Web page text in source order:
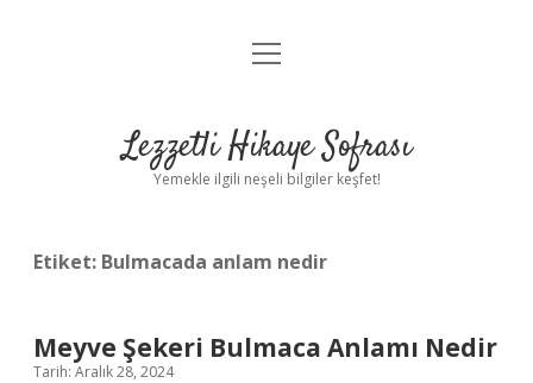
Anasayfa
Yasal Uyarı
menüyü
Lezzetli Hikaye Sofrası
Yemekle ilgili neşeli bilgiler keşfet!
Etiket: Bulmacada anlam nedir
Meyve Şekeri Bulmaca Anlamı Nedir
Tarih: Aralık 28, 2024